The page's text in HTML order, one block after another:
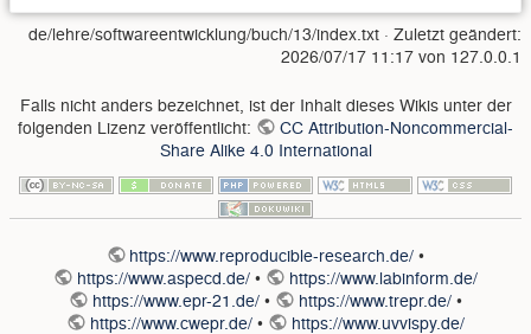
de/lehre/softwareentwicklung/buch/13/index.txt · Zuletzt geändert:
2026/07/17 11:17 von 127.0.0.1
Falls nicht anders bezeichnet, ist der Inhalt dieses Wikis unter der
folgenden Lizenz veröffentlicht:
CC Attribution-Noncommercial-
Share Alike 4.0 International
https://www.reproducible-research.de/ •
https://www.aspecd.de/ •
https://www.labinform.de/
https://www.epr-21.de/ • https://www.trepr.de/•
https://www.cwepr.de/ •
https://www.uvvispy.de/